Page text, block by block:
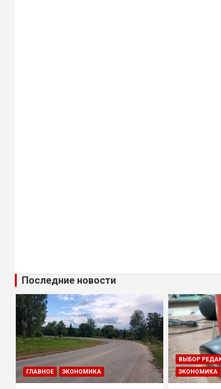
Последние новости
ГЛАВНОЕ ЭКОНОМИКА
ВЫБОР
ЭКОНОМИКА